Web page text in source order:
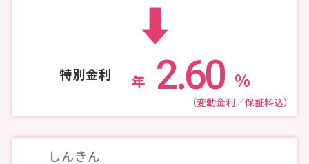
特別金利 年 2.60 %
（変動金利／保証料込）
しんきん